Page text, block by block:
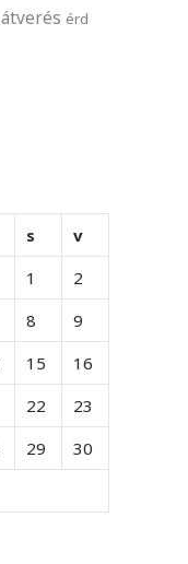
átverés érd
s
v
1
2
8
9
15
16
22
23
29
30